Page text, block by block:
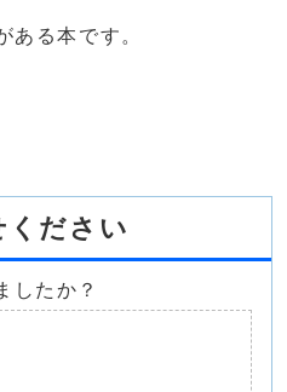
ある本です。
ください
したか？